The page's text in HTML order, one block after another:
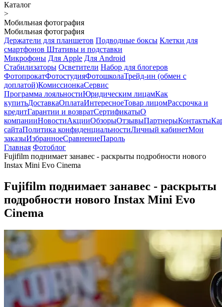
Каталог
>
Мобильная фотография
Мобильная фотография
Держатели для планшетов Подводные боксы Клетки для
смартфонов Штативы и подставки
Микрофоны Для Apple Для Android
Стабилизаторы Осветители Набор для блогеров
ФотопрокатФотостудияФотошколаТрейд-ин (обмен с
доплатой)КомиссионкаСервис
Программа лояльностиЮридическим лицамКак
купитьДоставкаОплатаИнтересноеТовар лицомРассрочка и
кредитГарантии и возвратСертификатыО
компанииНовостиАкцииОбзорыОтзывыПартнерыКонтакты
сайтаПолитика конфиденциальностиЛичный кабинетМои
заказыИзбранноеСравнениеПароль
Главная Фотоблог
Fujifilm поднимает занавес - раскрыты подробности нового
Instax Mini Evo Cinema
Fujifilm поднимает занавес - раскрыты
подробности нового Instax Mini Evo
Cinema